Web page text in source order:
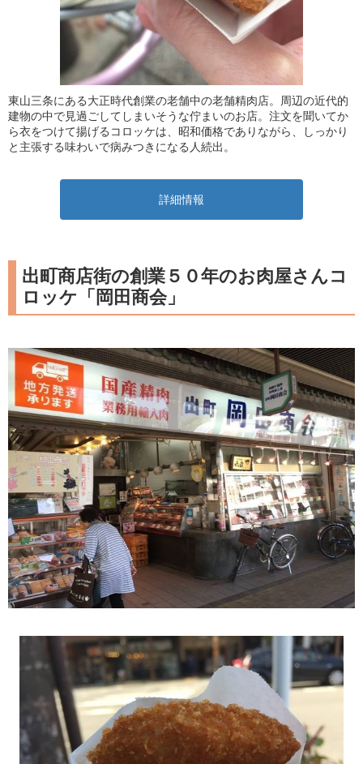
東山三条にある大正時代創業の老舗中の老舗精肉店。周辺の近代的
建物の中で見過ごしてしまいそうな佇まいのお店。注文を聞いてか
ら衣をつけて揚げるコロッケは、昭和価格でありながら、しっかり
と主張する味わいで病みつきになる人続出。
詳細情報
出町商店街の創業５０年のお肉屋さんコ
ロッケ「岡田商会」